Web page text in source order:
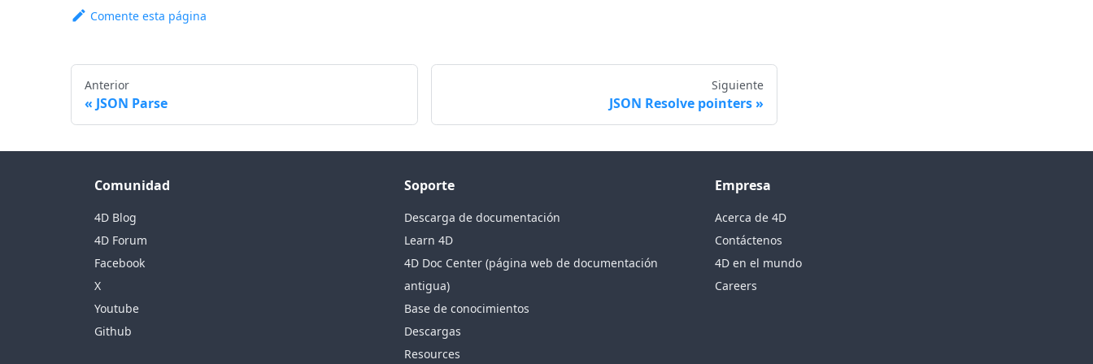
Comente esta página
Anterior
JSON Parse
Siguiente
JSON Resolve pointers
Comunidad
4D Blog
4D Forum
Facebook
X
Youtube
Github
Soporte
Descarga de documentación
Learn 4D
4D Doc Center (página web de documentación
antigua)
Base de conocimientos
Descargas
Resources
Empresa
Acerca de 4D
Contáctenos
4D en el mundo
Careers